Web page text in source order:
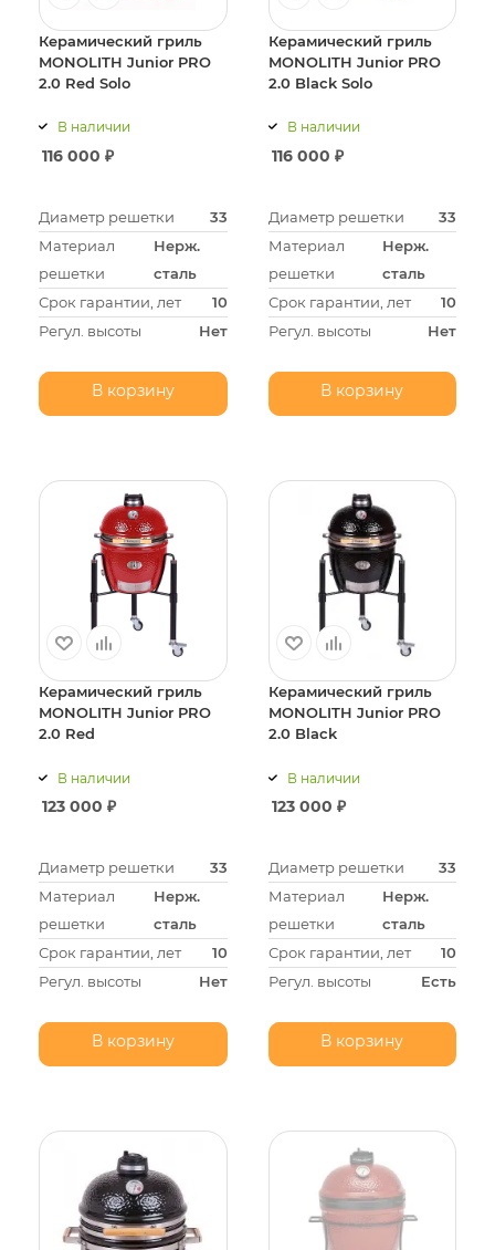
Керамический гриль
MONOLITH Junior PRO
2.0 Red Solo
В наличии
116 000 ₽
Диаметр решетки
33
Материал
решетки
Нерж.
сталь
Срок гарантии, лет
10
Регул. высоты
Нет
В корзину
Керамический гриль
MONOLITH Junior PRO
2.0 Black Solo
В наличии
116 000 ₽
Диаметр решетки
33
Материал
решетки
Нерж.
сталь
Срок гарантии, лет
10
Регул. высоты
Нет
В корзину
Керамический гриль
MONOLITH Junior PRO
2.0 Red
В наличии
123 000 ₽
Диаметр решетки
33
Материал
решетки
Нерж.
сталь
Срок гарантии, лет
10
Регул. высоты
Нет
В корзину
Керамический гриль
MONOLITH Junior PRO
2.0 Black
В наличии
123 000 ₽
Диаметр решетки
33
Материал
решетки
Нерж.
сталь
Срок гарантии, лет
10
Регул. высоты
Есть
В корзину